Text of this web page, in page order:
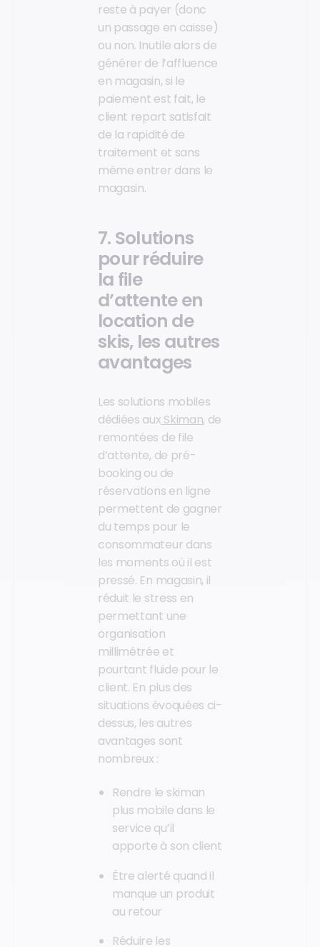
reste à payer (donc
un passage en caisse)
ou non. Inutile alors de
générer de l’affluence
en magasin, si le
paiement est fait, le
client repart satisfait
de la rapidité de
traitement et sans
même entrer dans le
magasin.
7. Solutions
pour réduire
la file
d’attente en
location de
skis, les autres
avantages
Les solutions mobiles
dédiées aux Skiman, de
remontées de file
d’attente, de pré-
booking ou de
réservations en ligne
permettent de gagner
du temps pour le
consommateur dans
les moments où il est
pressé. En magasin, il
réduit le stress en
permettant une
organisation
millimétrée et
pourtant fluide pour le
client. En plus des
situations évoquées ci-
dessus, les autres
avantages sont
nombreux :
Rendre le skiman
plus mobile dans le
service qu’il
apporte à son client
Être alerté quand il
manque un produit
au retour
Réduire les